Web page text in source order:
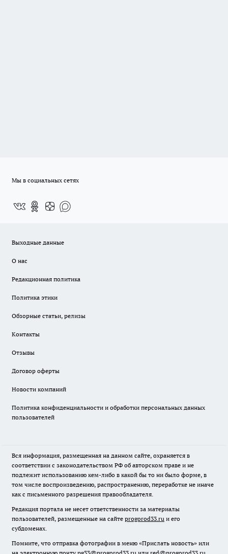
Мы в социальных сетях
Выходные данные
О нас
Редакционная политика
Политика этики
Обзорные статьи, релизы
Контакты
Отзывы
Договор оферты
Новости компаний
Политика конфиденциальности и обработки персональных данных
пользователей
Вся информация, размещенная на данном сайте, охраняется в
соответствии с законодательством РФ об авторском праве и не
подлежит использованию кем-либо в какой бы то ни было форме, в
том числе воспроизведению, распространению, переработке не иначе
как с письменного разрешения правообладателя.
Редакция портала не несет ответственности за материалы
пользователей, размещенные на сайте progorod33.ru и его
субдоменах.
Помните, что отправка фотографии в меню «Прислать новость» или